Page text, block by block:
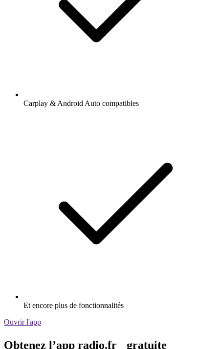
Carplay & Android Auto compatibles
Et encore plus de fonctionnalités
Ouvrir l'app
Obtenez l’app radio.fr gratuite